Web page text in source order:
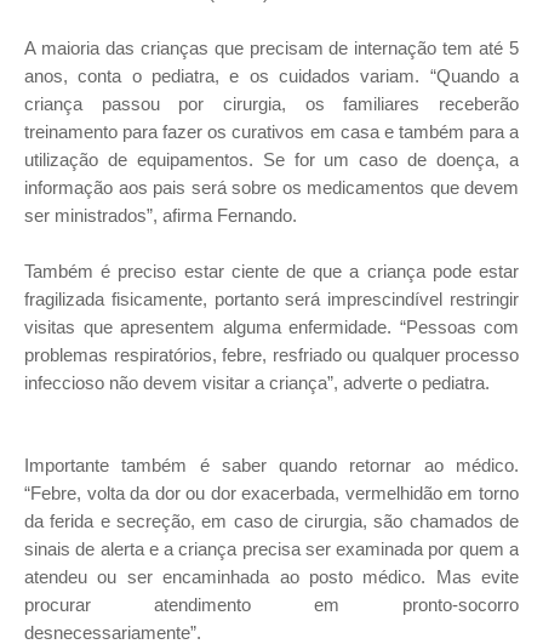
A maioria das crianças que precisam de internação tem até 5
anos, conta o pediatra, e os cuidados variam. “Quando a
criança passou por cirurgia, os familiares receberão
treinamento para fazer os curativos em casa e também para a
utilização de equipamentos. Se for um caso de doença, a
informação aos pais será sobre os medicamentos que devem
ser ministrados”, afirma Fernando.
Também é preciso estar ciente de que a criança pode estar
fragilizada fisicamente, portanto será imprescindível restringir
visitas que apresentem alguma enfermidade. “Pessoas com
problemas respiratórios, febre, resfriado ou qualquer processo
infeccioso não devem visitar a criança”, adverte o pediatra.
Importante também é saber quando retornar ao médico.
“Febre, volta da dor ou dor exacerbada, vermelhidão em torno
da ferida e secreção, em caso de cirurgia, são chamados de
sinais de alerta e a criança precisa ser examinada por quem a
atendeu ou ser encaminhada ao posto médico. Mas evite
procurar atendimento em pronto-socorro
desnecessariamente”.